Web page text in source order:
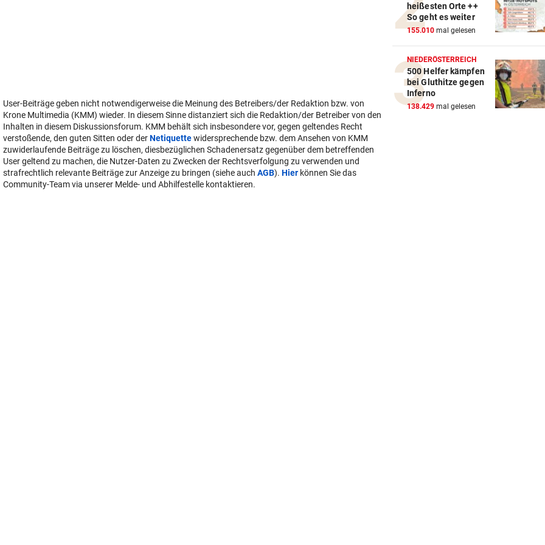
verstoßende, den guten Sitten oder derNetiquettewidersprechende bzw. dem Ansehen von KMM
zuwiderlaufende Beiträge zu löschen, diesbezüglichen Schadenersatz gegenüber dem betreffenden
User geltend zu machen, die Nutzer-Daten zu Zwecken der Rechtsverfolgung zu verwenden und
strafrechtlich relevante Beiträge zur Anzeige zu bringen (siehe auchAGB).Hierkönnen Sie das
Community-Team via unserer Melde- und Abhilfestelle kontaktieren.
Abo zu gewinnen!
„Sah sehr schlimm aus“ –
um Salzburg-Kicker
BULLEN-NOTEN IM DETAIL
Kapitän und „Zauber-
heißesten Orte ++
So geht es weiter
155.010 mal gelesen
NIEDERÖSTERREICH
500 Helfer kämpfen
bei Gluthitze gegen
Inferno
138.429 mal gelesen